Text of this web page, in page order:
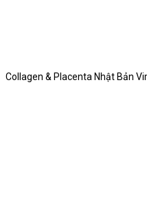
Collagen & Placenta Nhật Bản